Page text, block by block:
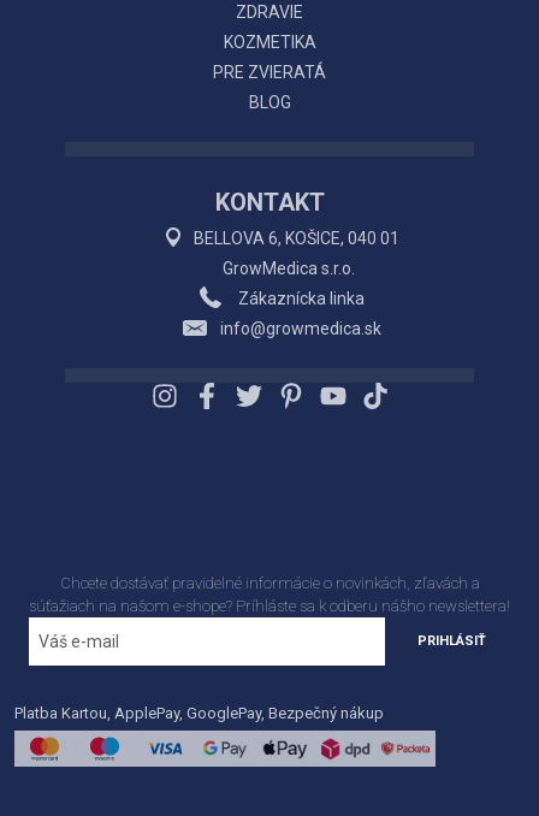
ZDRAVIE
KOZMETIKA
PRE ZVIERATÁ
BLOG
KONTAKT
BELLOVA 6, KOŠICE, 040 01
GrowMedica s.r.o.
Zákaznícka linka
info@growmedica.sk
Chcete dostávať pravidelné informácie o novinkách, zľavách a
súťažiach na našom e-shope? Príhláste sa k odberu nášho newslettera!
PRIHLÁSIŤ
Platba Kartou, ApplePay, GooglePay, Bezpečný nákup